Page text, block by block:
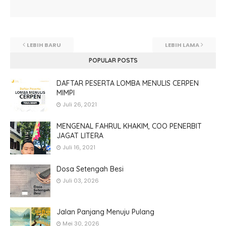
LEBIH BARU LEBIH LAMA
POPULAR POSTS
DAFTAR PESERTA LOMBA MENULIS CERPEN
MIMPI
Juli 26, 2021
MENGENAL FAHRUL KHAKIM, COO PENERBIT
JAGAT LITERA
Juli 16, 2021
Dosa Setengah Besi
Juli 03, 2026
Jalan Panjang Menuju Pulang
Mei 30, 2026